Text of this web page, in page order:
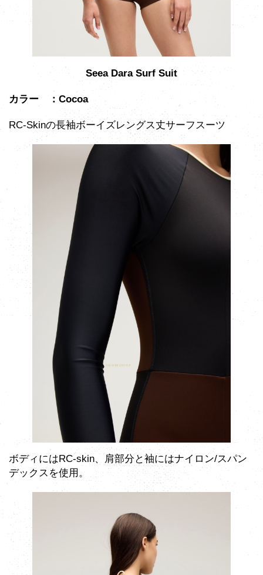
Seea Dara Surf Suit
カラー ：Cocoa
RC-Skinの長袖ボーイズレングス丈サーフスーツ
ボディにはRC-skin、肩部分と袖にはナイロン/スパン
デックスを使用。